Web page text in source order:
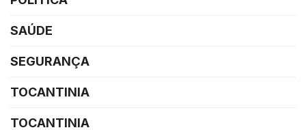
SAÚDE
SEGURANÇA
TOCANTINIA
TOCANTINIA